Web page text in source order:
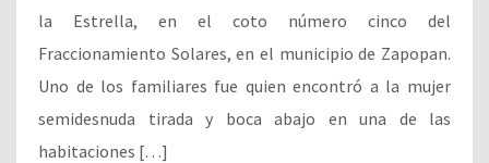
la Estrella, en el coto número cinco del
Fraccionamiento Solares, en el municipio de Zapopan.
Uno de los familiares fue quien encontró a la mujer
semidesnuda tirada y boca abajo en una de las
habitaciones […]